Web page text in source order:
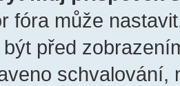
fóra může
před
schvalování,